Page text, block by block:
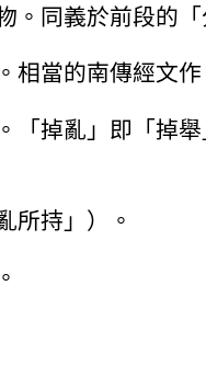
。同義於前段的
相當的南傳經文作
「掉亂」即「掉
所持」）。